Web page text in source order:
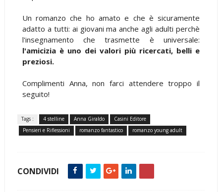
Un romanzo che ho amato e che è sicuramente
adatto a tutti: ai giovani ma anche agli adulti perchè
l'insegnamento che trasmette è universale:
l'amicizia è uno dei valori più ricercati, belli e
preziosi.
Complimenti Anna, non farci attendere troppo il
seguito!
Tags : 4 stelline Anna Giraldo
Casini Editore
Pensieri e Riflessioni
romanzo fantastico romanzo young adult
CONDIVIDI